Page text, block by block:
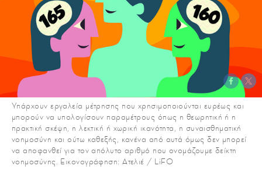
Υπάρχουν εργαλεία μέτρησης που χρησιμοποιούνται ευρέως και
μπορούν να υπολογίσουν παραμέτρους όπως η θεωρητική ή η
πρακτική σκέψη, η λεκτική ή χωρική ικανότητα, η συναισθηματική
νοημοσύνη και ούτω καθεξής, κανένα από αυτά όμως δεν μπορεί
να αποφανθεί για τον απόλυτο αριθμό που ονομάζουμε δείκτη
νοημοσύνης. Εικονογράφηση: Ατελιέ / LiFO